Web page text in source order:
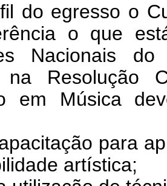
egresso o
o que
Nacionais
na Resolução
em Música
para
artística;